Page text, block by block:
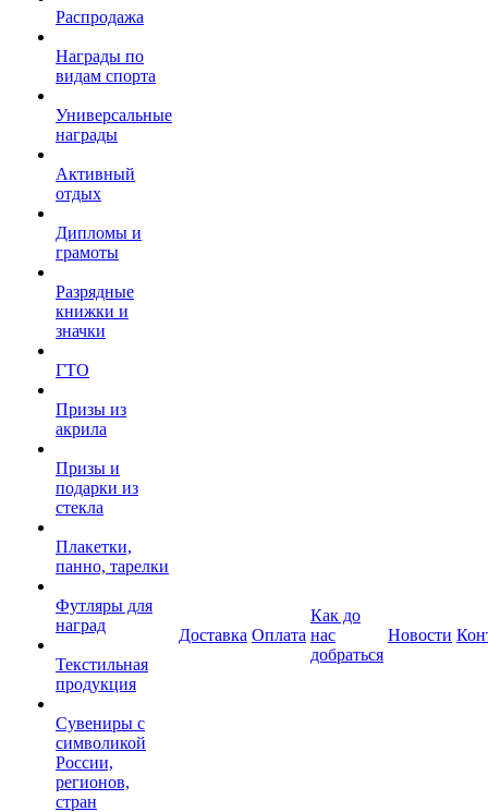
Распродажа
Награды по
видам спорта
Универсальные
награды
Активный
отдых
Дипломы и
грамоты
Разрядные
книжки и
значки
ГТО
Призы из
акрила
Призы и
подарки из
стекла
Плакетки,
панно, тарелки
Футляры для
наград
Текстильная
продукция
Сувениры с
символикой
России,
регионов,
стран
Доставка Оплата
Как до
нас
добраться
Новости